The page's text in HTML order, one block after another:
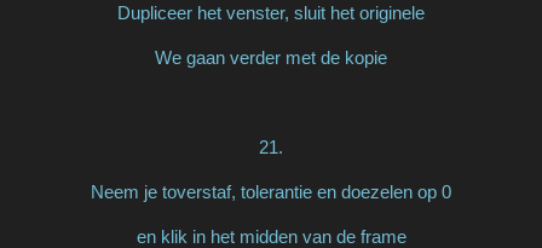
Dupliceer het venster, sluit het originele
We gaan verder met de kopie
21.
Neem je toverstaf, tolerantie en doezelen op 0
en klik in het midden van de frame